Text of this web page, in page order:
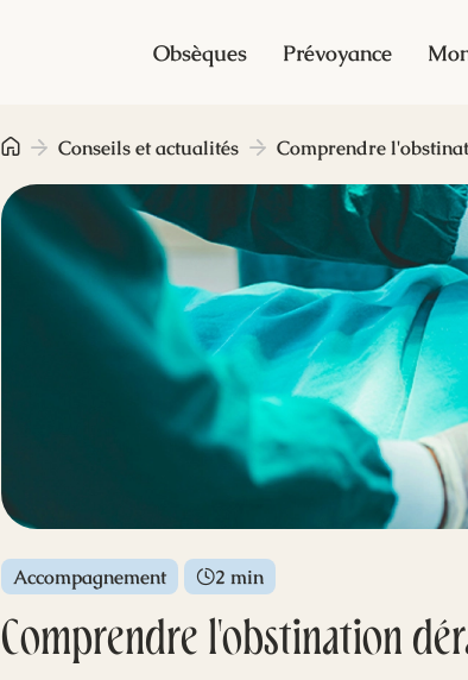
Obsèques Prévoyance
Comprendre l'obstination
Accompagnement 2 min
Conseils et actualités Comprendre